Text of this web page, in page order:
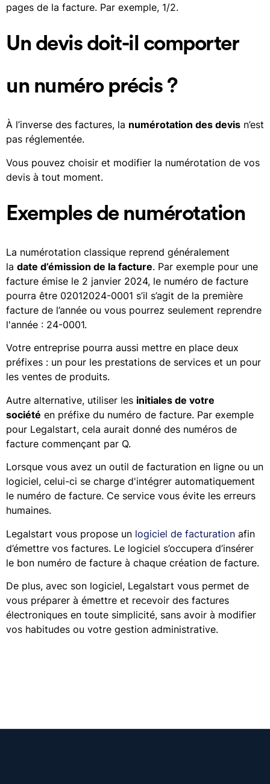
pages de la facture. Par exemple, 1/2.
Un devis doit-il comporter
un numéro précis ?
À l’inverse des factures, la numérotation des devis n’est
pas réglementée.
Vous pouvez choisir et modifier la numérotation de vos
devis à tout moment.
Exemples de numérotation
La numérotation classique reprend généralement
la date d’émission de la facture. Par exemple pour une
facture émise le 2 janvier 2024, le numéro de facture
pourra être 02012024-0001 s’il s’agit de la première
facture de l’année ou vous pourrez seulement reprendre
l'année : 24-0001.
Votre entreprise pourra aussi mettre en place deux
préfixes : un pour les prestations de services et un pour
les ventes de produits.
Autre alternative, utiliser les initiales de votre
société en préfixe du numéro de facture. Par exemple
pour Legalstart, cela aurait donné des numéros de
facture commençant par Q.
Lorsque vous avez un outil de facturation en ligne ou un
logiciel, celui-ci se charge d'intégrer automatiquement
le numéro de facture. Ce service vous évite les erreurs
humaines.
Legalstart vous propose un logiciel de facturation afin
d’émettre vos factures. Le logiciel s’occupera d’insérer
le bon numéro de facture à chaque création de facture.
De plus, avec son logiciel, Legalstart vous permet de
vous préparer à émettre et recevoir des factures
électroniques en toute simplicité, sans avoir à modifier
vos habitudes ou votre gestion administrative.